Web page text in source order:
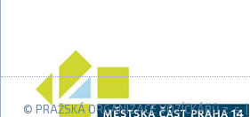
© PRAŽSKÁ ORGANIZACE VOZÍČKÁŘŮ z. s. |